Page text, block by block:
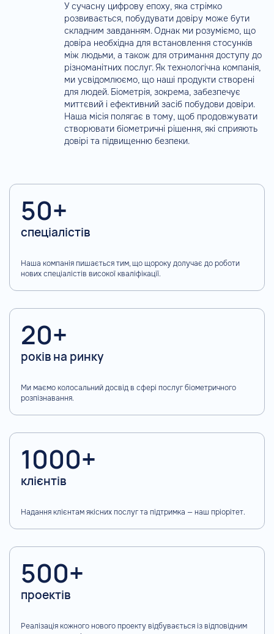
У сучасну цифрову епоху, яка стрімко
розвивається, побудувати довіру може бути
складним завданням. Однак ми розуміємо, що
довіра необхідна для встановлення стосунків
між людьми, а також для отримання доступу до
різноманітних послуг. Як технологічна компанія,
ми усвідомлюємо, що наші продукти створені
для людей. Біометрія, зокрема, забезпечує
миттєвий і ефективний засіб побудови довіри.
Наша місія полягає в тому, щоб продовжувати
створювати біометричні рішення, які сприяють
довірі та підвищенню безпеки.
50+
спеціалістів
Наша компанія пишається тим, що щороку долучає до роботи
нових спеціалістів високої кваліфікації.
20+
років на ринку
Ми маємо колосальний досвід в сфері послуг біометричного
розпізнавання.
1000+
клієнтів
Надання клієнтам якісних послуг та підтримка — наш пріорітет.
500+
проектів
Реалізація кожного нового проекту відбувається із відповідним